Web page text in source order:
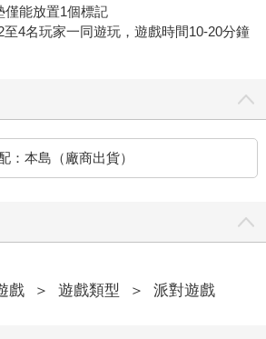
能放置1個標記
4名玩家一同遊玩，遊戲時間10-20分鐘
：本島（廠商出貨）
戲 ＞ 遊戲類型 ＞ 派對遊戲